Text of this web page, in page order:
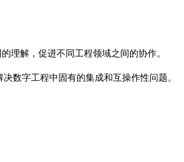
理解，促进不同工程领域之间的协作。
数字工程中固有的集成和互操作性问题。